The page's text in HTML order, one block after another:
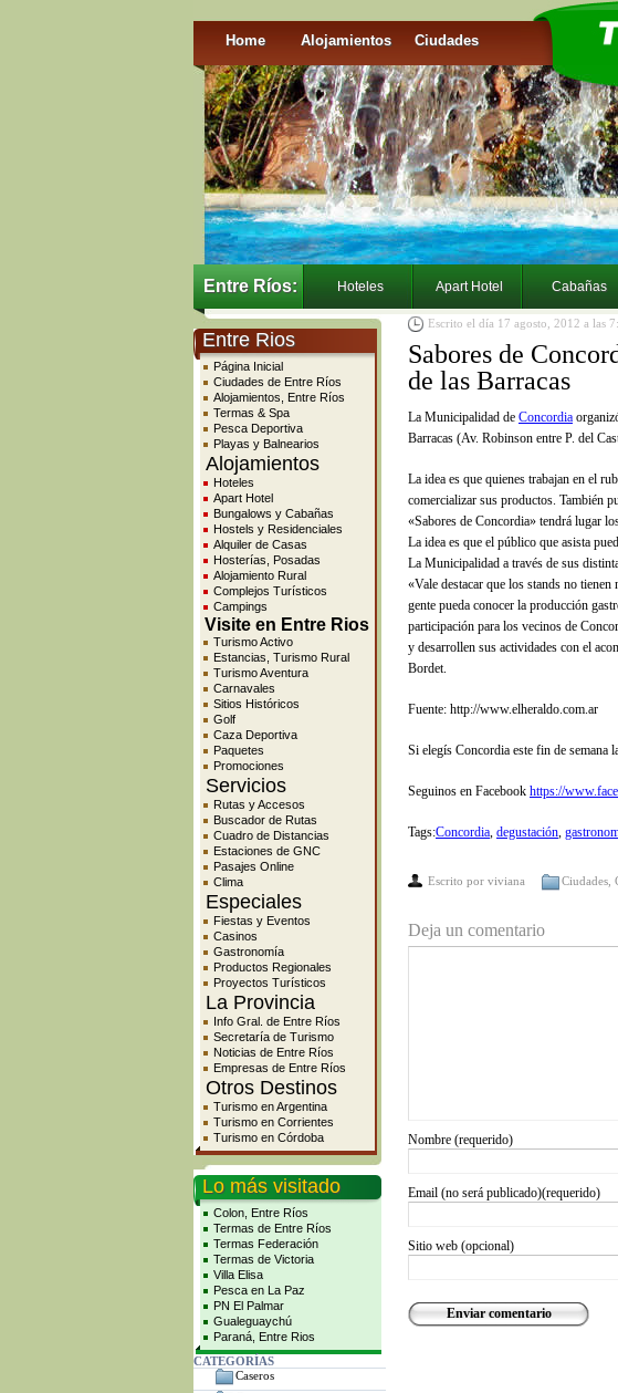
Home Alojamientos Ciudades
Entre Ríos: Hoteles Apart Hotel Cabañas
Entre Rios
Página Inicial
Ciudades de Entre Ríos
Alojamientos, Entre Ríos
Termas & Spa
Pesca Deportiva
Playas y Balnearios
Alojamientos
Hoteles
Apart Hotel
Bungalows y Cabañas
Hostels y Residenciales
Alquiler de Casas
Hosterías, Posadas
Alojamiento Rural
Complejos Turísticos
Campings
Visite en Entre Rios
Turismo Activo
Estancias, Turismo Rural
Turismo Aventura
Carnavales
Sitios Históricos
Golf
Caza Deportiva
Paquetes
Promociones
Servicios
Rutas y Accesos
Buscador de Rutas
Cuadro de Distancias
Estaciones de GNC
Pasajes Online
Clima
Especiales
Fiestas y Eventos
Casinos
Gastronomía
Productos Regionales
Proyectos Turísticos
La Provincia
Info Gral. de Entre Ríos
Secretaría de Turismo
Noticias de Entre Ríos
Empresas de Entre Ríos
Otros Destinos
Turismo en Argentina
Turismo en Corrientes
Turismo en Córdoba
Lo más visitado
Colon, Entre Ríos
Termas de Entre Ríos
Termas Federación
Termas de Victoria
Villa Elisa
Pesca en La Paz
PN El Palmar
Gualeguaychú
Paraná, Entre Rios
CATEGORÍAS
Caseros
Escrito el día 17 agosto, 2012 a las
Sabores de
de las Barracas
La Municipalidad de Concordia
Barracas (Av. Robinson entre P. del
La idea es que quienes trabajan en el
comercializar sus productos. También
«Sabores de Concordia» tendrá lugar
La idea es que el público que asista
La Municipalidad a través de sus
«Vale destacar que los stands no
gente pueda conocer la producción
participación para los vecinos de
y desarrollen sus actividades con el
Bordet.
Fuente: http://www.elheraldo.com.ar
Si elegís Concordia este fin de semana
Seguinos en Facebook https://
Tags:Concordia, degustación,
Escrito por viviana Ciudades
Deja un comentario
Nombre (requerido)
Email (no será publicado)(requerido)
Sitio web (opcional)